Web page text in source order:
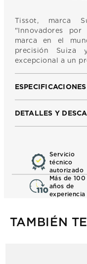
Tissot, marca
"Innovadores
marca en el
precisión Suiza
excepcional a un
DETALLES Y
Servicio
técnico
autorizado
Más de 100
años de
experiencia
TAMBIÉN